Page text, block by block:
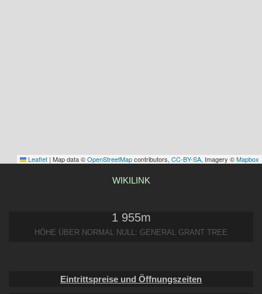
Leaflet | Map data ©OpenStreetMapcontributors, CC-BY-SA, Imagery ©Mapbox
WIKILINK
HÖHE ÜBER NORMAL NULL: GENERAL GRANT TREE
1 955m
Eintrittspreise und Öffnungszeiten